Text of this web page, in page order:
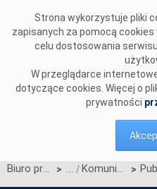
Strona wykorzystuje pliki
zapisanych za pomocą
celu dostosowania
W przeglądarce
dotyczące cookies. Więcej o
prywatności
Biuro prasowe > Komunikaty OSP >